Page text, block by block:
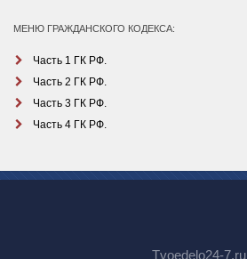
МЕНЮ ГРАЖДАНСКОГО КОДЕКСА:
Часть 1 ГК РФ.
Часть 2 ГК РФ.
Часть 3 ГК РФ.
Часть 4 ГК РФ.
Tvoedelo24-7.ru